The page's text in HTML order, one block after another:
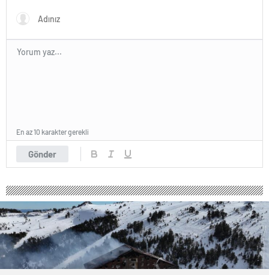
Gönder
En az 10 karakter gerekli